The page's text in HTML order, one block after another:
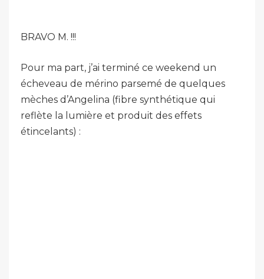
BRAVO M. !!!
Pour ma part, j’ai terminé ce weekend un
écheveau de mérino parsemé de quelques
mèches d’Angelina (fibre synthétique qui
reflète la lumière et produit des effets
étincelants) :